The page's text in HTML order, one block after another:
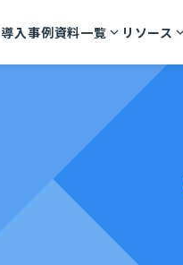
導入事例資料一覧 リソース